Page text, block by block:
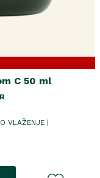
C 50 ml
VLAŽENJE |